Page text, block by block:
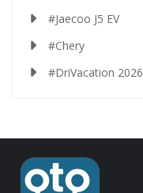
#Jaecoo J5 EV
#Chery
#DriVacation 2026